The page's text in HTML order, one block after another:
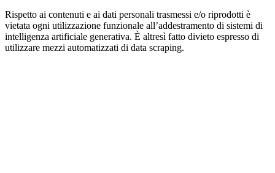
Rispetto ai contenuti e ai dati personali trasmessi e/o riprodotti è
vietata ogni utilizzazione funzionale all’addestramento di sistemi di
intelligenza artificiale generativa. È altresì fatto divieto espresso di
utilizzare mezzi automatizzati di data scraping.